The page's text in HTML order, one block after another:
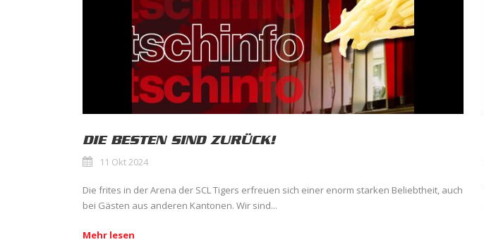
DIE BESTEN SIND ZURÜCK!
11 Okt 2024
Die frites in der Arena der SCL Tigers erfreuen sich einer enorm starken Beliebtheit, auch
bei Gästen aus anderen Kantonen. Wir sind...
Mehr lesen